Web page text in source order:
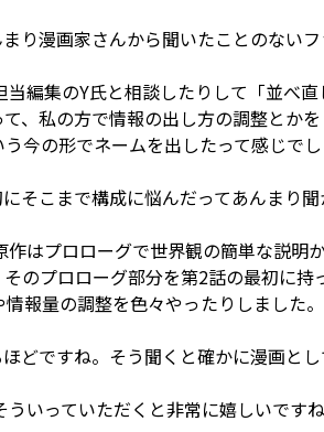
り漫画家さんから聞いたことのない
当編集のY氏と相談したりして「並べ
、私の方で情報の出し方の調整とか
う今の形でネームを出したって感じで
そこまで構成に悩んだってあんまり
作はプロローグで世界観の簡単な説明
そのプロローグ部分を第2話の最初に
報量の調整を色々やったりしました。
どですね。そう聞くと確かに漫画と
ういっていただくと非常に嬉しいです